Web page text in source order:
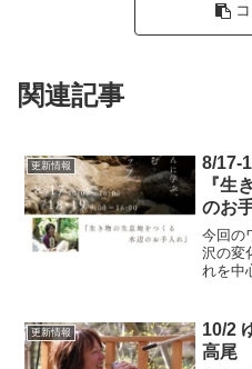
関連記事
更新情報
8/17-
『生
のお
今回の
沢の変
れを中
は、
好ん
地にな
複雑に
取り組
更新情報
10/2
高尾